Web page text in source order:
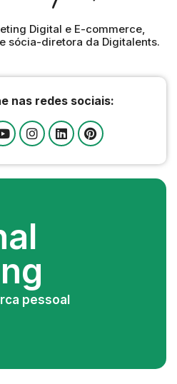
Digital e E-commerce,
sócia-diretora da Digitalents.
nas redes sociais:
pessoal